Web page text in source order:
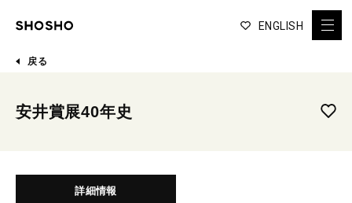
ENGLISH
戻る
安井賞展40年史
詳細情報